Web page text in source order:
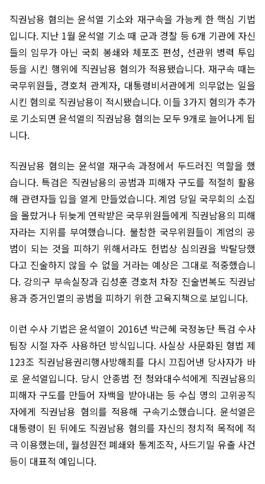
직권남용 혐의는 윤석열 기소와 재구속을 가능케 한 핵심 기법
입니다. 지난 1월 윤석열 기소 때 군과 경찰 등 6개 기관에 자신
들의 임무가 아닌 국회 봉쇄와 체포조 편성, 선관위 병력 투입
등을 시킨 행위에 직권남용 혐의가 적용됐습니다. 재구속 때는
국무위원들, 경호처 관계자, 대통령비서관에게 의무없는 일을
시킨 혐의로 직권남용이 적시됐습니다. 이들 3가지 혐의가 추가
로 기소되면 윤석열의 직권남용 혐의는 모두 9개로 늘어나게 됩
니다.
직권남용 혐의는 윤석열 재구속 과정에서 두드러진 역할을 했
습니다. 특검은 직권남용의 공범과 피해자 구도를 적절히 활용
해 관련자들 입을 열게 만들었습니다. 계엄 당일 국무회의 소집
을 몰랐거나 뒤늦게 연락받은 국무위원들에게 직권남용의 피해
자라는 지위를 부여했습니다. 불참한 국무위원들이 계엄의 공
범이 되는 것을 피하기 위해서라도 헌법상 심의권을 박탈당했
다고 진술하지 않을 수 없을 거라는 예상은 그대로 적중했습니
다. 강의구 부속실장과 김성훈 경호처 차장 진술번복도 직권남
용과 증거인멸의 공범을 피하기 위한 고육지책으로 보입니다.
이런 수사 기법은 윤석열이 2016년 박근혜 국정농단 특검 수사
팀장 시절 자주 사용하던 방식입니다. 사실상 사문화된 형법 제
123조 직권남용권리행사방해죄를 다시 끄집어낸 당사자가 바
로 윤석열입니다. 당시 안종범 전 청와대수석에게 직권남용의
피해자 구도를 만들어 자백을 받아내는 등 수십 명의 고위공직
자에게 직권남용 혐의를 적용해 구속기소했습니다. 윤석열은
대통령이 된 뒤에도 직권남용 혐의를 자신의 정치적 목적에 적
극 이용했는데, 월성원전 폐쇄와 통계조작, 사드기밀 유출 사건
등이 대표적 예입니다.